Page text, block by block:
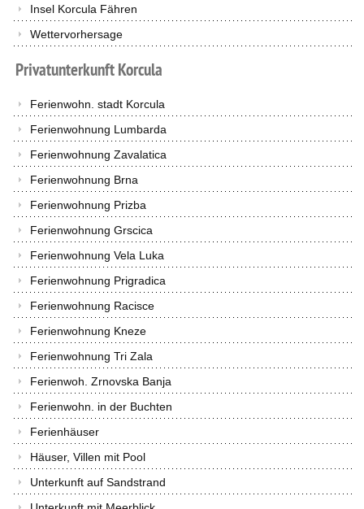
Insel Korcula Fähren
Wettervorhersage
PrivatunterkunftKorcula
Ferienwohn. stadt Korcula
Ferienwohnung Lumbarda
Ferienwohnung Zavalatica
Ferienwohnung Brna
Ferienwohnung Prizba
Ferienwohnung Grscica
Ferienwohnung Vela Luka
Ferienwohnung Prigradica
Ferienwohnung Racisce
Ferienwohnung Kneze
Ferienwohnung Tri Zala
Ferienwoh. Zrnovska Banja
Ferienwohn. in der Buchten
Ferienhäuser
Häuser, Villen mit Pool
Unterkunft auf Sandstrand